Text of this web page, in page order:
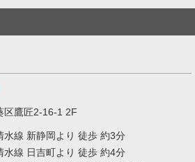
区鷹匠2-16-1 2F
水線 新静岡より 徒歩 約3分
水線 日吉町より 徒歩 約4分